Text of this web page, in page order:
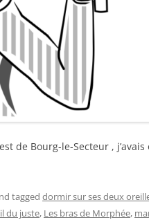
de Bourg-le-Secteur ,
tagged dormir sur ses deux
du juste, Les bras de Morphée,